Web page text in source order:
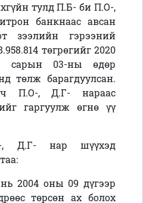
тулд П.Б- би П.О-,
банкнаас авсан
зээлийн гэрээний
төгрөгийг 2020
сарын 03-ны өдөр
төлж барагдуулсан.
П.О-, Д.Г- нараас
гаргуулж өгнө үү
, Д.Г- нар шүүхэд
2004 оны 09 дүгээр
төрсөн ах болох